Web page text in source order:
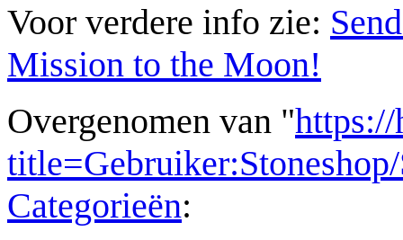
Voor verdere info zie:
Mission to the Moon!
Overgenomen van "
Categorieën: